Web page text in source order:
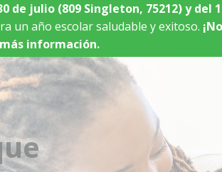
de julio (809 Singleton, 75212) y del
un año escolar saludable y exitoso.
información.